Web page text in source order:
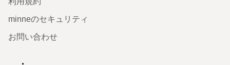
minneのセキュリティ
お問い合わせ